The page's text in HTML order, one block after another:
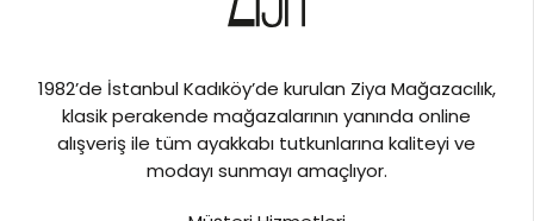
1982’de İstanbul Kadıköy’de kurulan Ziya Mağazacılık,
klasik perakende mağazalarının yanında online
alışveriş ile tüm ayakkabı tutkunlarına kaliteyi ve
modayı sunmayı amaçlıyor.